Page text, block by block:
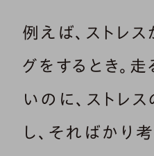
例えば、ストレ
グをするとき。
いのに、ストレ
し、そればかり